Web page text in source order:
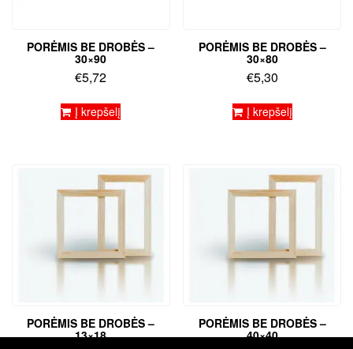
PORĖMIS BE DROBĖS –
30×90
€5,72
Į krepšelį
PORĖMIS BE DROBĖS –
30×80
€5,30
Į krepšelį
PORĖMIS BE DROBĖS –
13×18
PORĖMIS BE DROBĖS –
40×40